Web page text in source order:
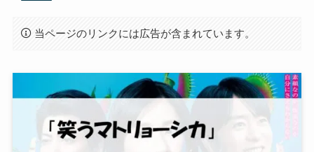
当ページのリンクには広告が含まれています。